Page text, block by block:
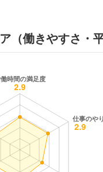
（働きやすさ・